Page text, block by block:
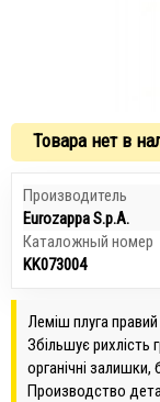
Товара нет в
Производитель
Eurozappa S.p.A.
Каталожный номер
KK073004
Леміш плуга
Збільшує рихлість
органічні залишки,
Производство